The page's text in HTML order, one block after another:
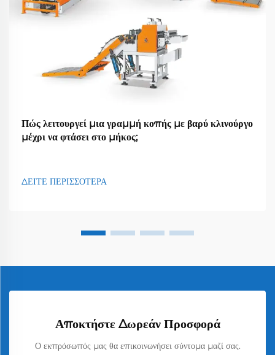
Πώς λειτουργεί μια γραμμή κοπής με βαρύ κλινούργο
μέχρι να φτάσει στο μήκος;
ΔΕΙΤΕ ΠΕΡΙΣΣΟΤΕΡΑ
Αποκτήστε Δωρεάν Προσφορά
Ο εκπρόσωπός μας θα επικοινωνήσει σύντομα μαζί σας.